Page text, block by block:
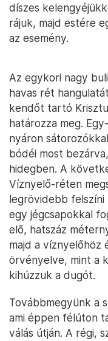
díszes
rájuk, majd estére
az esemény.
Az egykori nagy
havas rét
kendőt tartó
határozza meg.
nyáron
bódéi most
hidegben. A
Víznyelő-réten
legrövidebb felszíni
egy jégcsapokkal
elő, hatszáz
majd a víznyelőhöz
örvényelve, mint a
kihúzzuk a dugót.
Továbbmegyünk a
ami éppen félúton
válás útján. A régi,